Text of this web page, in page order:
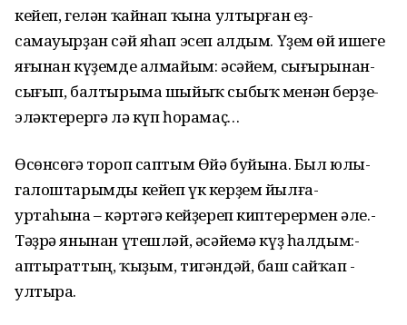
кейеп,­ гелән­ ҡайнап­ ҡына­ ултырған­ еҙ­
самауырҙан­ сәй­ яһап­ эсеп ­алдым. ­Үҙем ­өй­ ишеге
­яғынан ­күҙемде ­алмайым:­ әсәйем,­ сығырынан­
сығып,­ балтырыма­ шыйыҡ­ сыбыҡ­ менән­ берҙе­
эләктерергә­ лә­ күп­ һорамаҫ…
Өсөнсөгә­ тороп ­саптым­ Өйә ­буйына.­ Был ­юлы­
галоштарымды­ кейеп­ үк­ керҙем­ йылға­
уртаһына­ –­ кәртәгә­ кейҙереп­ киптерермен­ әле.­
Тәҙрә­ янынан­ үтешләй,­ әсәйемә­ күҙ һалдым:­
аптыраттың,­ ҡыҙым,­ тигәндәй, ­баш ­сайҡап ­
ултыра.